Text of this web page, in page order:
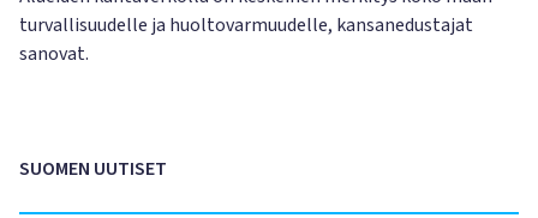
turvallisuudelle ja huoltovarmuudelle, kansanedustajat
sanovat.
SUOMEN UUTISET